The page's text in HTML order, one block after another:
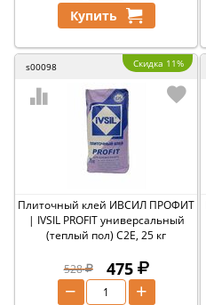
Купить
s00098 Скидка 11%
Плиточный клей ИВСИЛ ПРОФИТ
| IVSIL PROFIT универсальный
(теплый пол) C2E, 25 кг
528 475
+
−